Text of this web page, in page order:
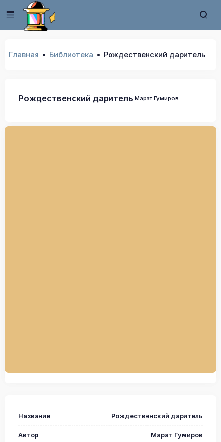
Главная Библиотека Рождественский даритель
Рождественский даритель Марат Гумиров
Название Рождественский даритель
Автор Марат Гумиров